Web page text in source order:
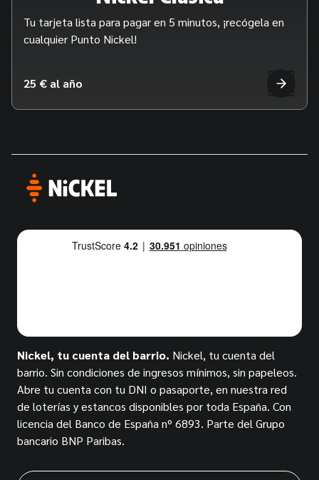
Tu tarjeta lista para pagar en 5 minutos, ¡recógela en
cualquier Punto Nickel!
25 € al año
Nickel, tu cuenta del barrio. Nickel, tu cuenta del
barrio. Sin condiciones de ingresos mínimos, sin papeleos.
Abre tu cuenta con tu DNI o pasaporte, en nuestra red
de loterías y estancos disponibles por toda España. Con
licencia del Banco de España nº 6893. Parte del Grupo
bancario BNP Paribas.